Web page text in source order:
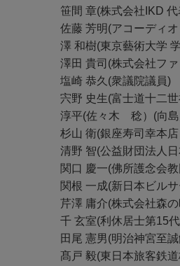
笹間 章(株式会社IKD
佐藤 芳明(アコーディ
澤 和樹(東京藝術大学
澤田 貴司(株式会社フ
塩崎 恭久(衆議院議員)
宍野 史生(富士道十二
淳平(佐々木 稔）(向島
杉山 衛(銀座寿司幸本
清野 智(公益財団法人
関口 慶一(佛所護念会
関根 一成(新日本ビル
芹澤 庸介(株式会社森
千 玄室(利休居士第15
田尾 憲男(明治神宮至
髙戸 毅(東日本旅客鉄